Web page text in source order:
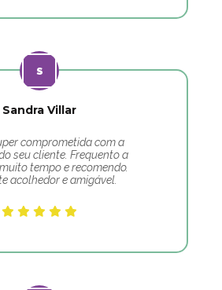
Sandra Villar
comprometida com a
seu cliente. Frequento a
tempo e recomendo.
acolhedor e amigável.